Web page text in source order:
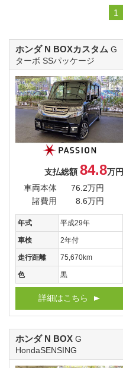
1
ホンダ N BOXカスタムG
ターボ SSパッケージ
支払総額 84.8万円
車両本体
76.2万円
諸費用
8.6万円
年式 平成29年
車検 2年付
走行距離 75,670km
色 黒
詳細はこちら
ホンダ N BOXG
HondaSENSING